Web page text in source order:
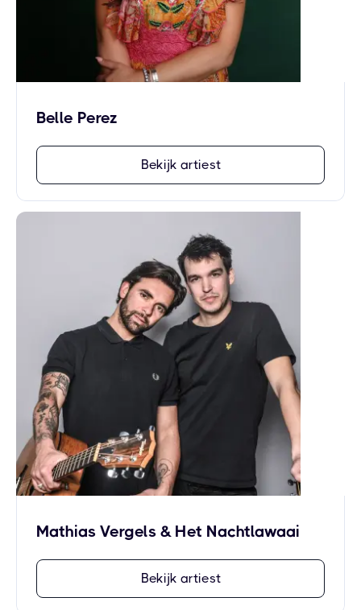
Belle Perez
Bekijk artiest
Mathias Vergels & Het Nachtlawaai
Bekijk artiest